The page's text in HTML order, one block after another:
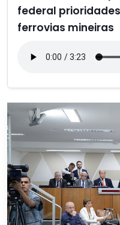
federal
ferrovias mineiras